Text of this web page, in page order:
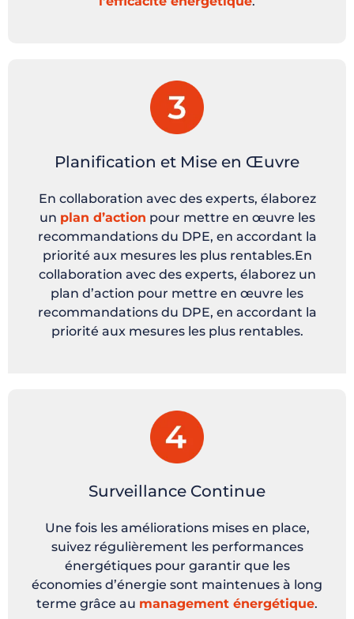
Planification et Mise en Œuvre
En collaboration avec des experts, élaborez
un plan d’action pour mettre en œuvre les
recommandations du DPE, en accordant la
priorité aux mesures les plus rentables.En
collaboration avec des experts, élaborez un
plan d’action pour mettre en œuvre les
recommandations du DPE, en accordant la
priorité aux mesures les plus rentables.
Surveillance Continue
Une fois les améliorations mises en place,
suivez régulièrement les performances
énergétiques pour garantir que les
économies d’énergie sont maintenues à long
terme grâce au management énergétique.